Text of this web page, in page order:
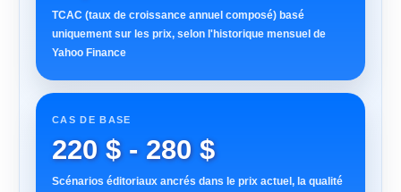
TCAC (taux de croissance annuel composé) basé
uniquement sur les prix, selon l'historique mensuel de
Yahoo Finance
CAS DE BASE
220 $ - 280 $
Scénarios éditoriaux ancrés dans le prix actuel, la qualité